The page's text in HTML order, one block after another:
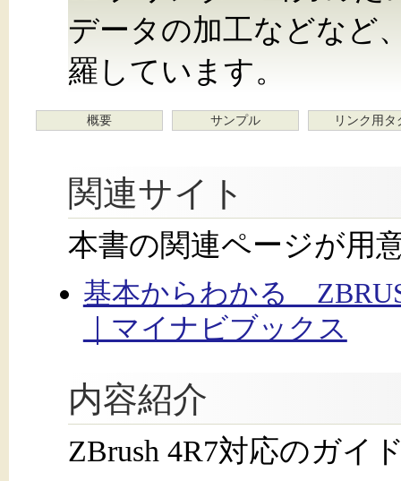
データの加工などなど
羅しています。
概要 サンプル リンク用タ
関連サイト
本書の関連ページが用
基本からわかる
｜マイナビブックス
内容紹介
ZBrush 4R7対応のガイ